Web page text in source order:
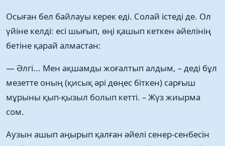
Осыған бел байлауы керек еді. Солай істеді де. Ол
үйіне келді: есі шығып, өңі қашып кеткен әйелінің
бетіне қарай алмастан:
— Әлгі... Мен ақшамды жоғалтып алдым, – деді бұл
мезетте оның (қисық әрі дөңес біткен) сарғыш
мұрыны қып-қызыл болып кетті. – Жүз жиырма
сом.
Аузын ашып аңырып қалған әйелі сенер-сенбесін